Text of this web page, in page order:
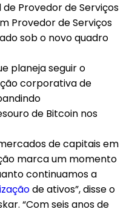
Provedor de Serviços
Provedor de Serviços
sob o novo quadro
planeja seguir o
corporativa de
de Bitcoin nos
de capitais em
marca um momento
continuamos a
de ativos”, disse o
“Com seis anos de